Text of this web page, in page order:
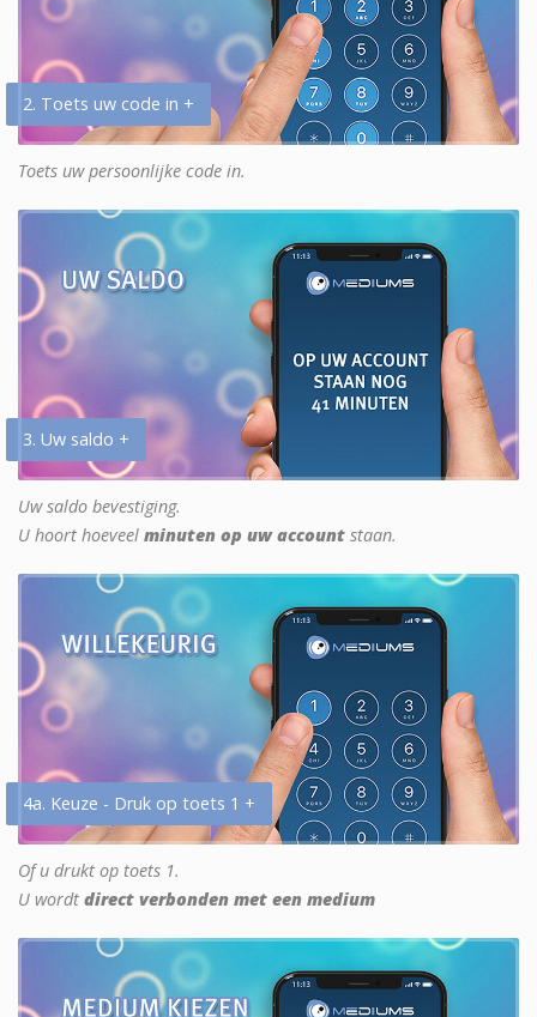
2. Toets uw code in +
Toets uw persoonlijke code in.
3. Uw saldo +
Uw saldo bevestiging.
U hoort hoeveel minuten op uw account staan.
4a. Keuze - Druk op toets 1 +
Of u drukt op toets 1.
U wordt direct verbonden met een medium